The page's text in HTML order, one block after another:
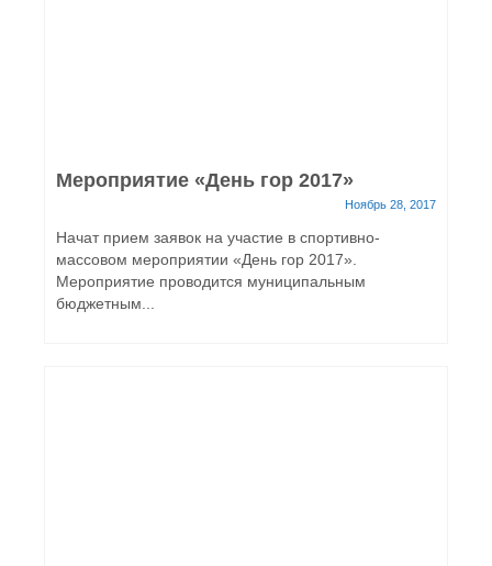
Мероприятие «День гор 2017»
Ноябрь 28, 2017
Начат прием заявок на участие в спортивно-
массовом мероприятии «День гор 2017».
Мероприятие проводится муниципальным
бюджетным...